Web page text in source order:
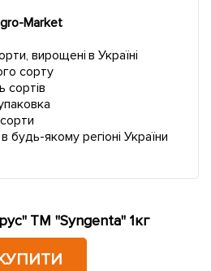
Market
вирощені в Україні
сорту
сортів
будь-якому регіоні України
ТМ "Syngenta" 1кг